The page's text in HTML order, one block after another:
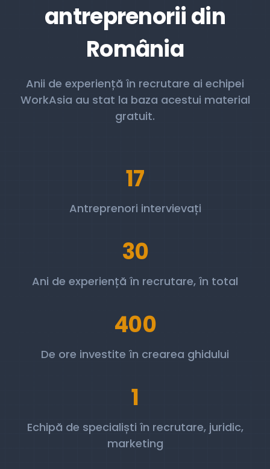
antreprenorii din
România
Anii de experiență în recrutare ai echipei
WorkAsia au stat la baza acestui material
gratuit.
17
Antreprenori intervievați
30
Ani de experiență în recrutare, în total
400
De ore investite în crearea ghidului
1
Echipă de specialiști în recrutare, juridic,
marketing